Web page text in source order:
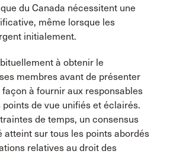
du Canada nécessitent une
même lorsque les
initialement.
à obtenir le
membres avant de présenter
à fournir aux responsables
de vue unifiés et éclairés.
de temps, un consensus
atteint sur tous les points abordés
relatives au droit des